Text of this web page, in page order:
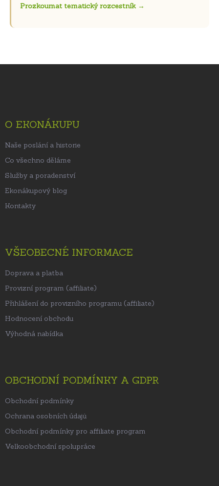
Prozkoumat tematický rozcestník →
O EKONÁKUPU
Naše poslání a historie
Co všechno děláme
Služby a poradenství
Ekonákupový blog
Kontakty
VŠEOBECNÉ INFORMACE
Doprava a platba
Provizní program (affiliate)
Přihlášení do provizního programu (affiliate)
Hodnocení obchodu
Výhodná nabídka
OBCHODNÍ PODMÍNKY A GDPR
Obchodní podmínky
Ochrana osobních údajů
Obchodní podmínky pro affiliate program
Velkoobchodní spolupráce